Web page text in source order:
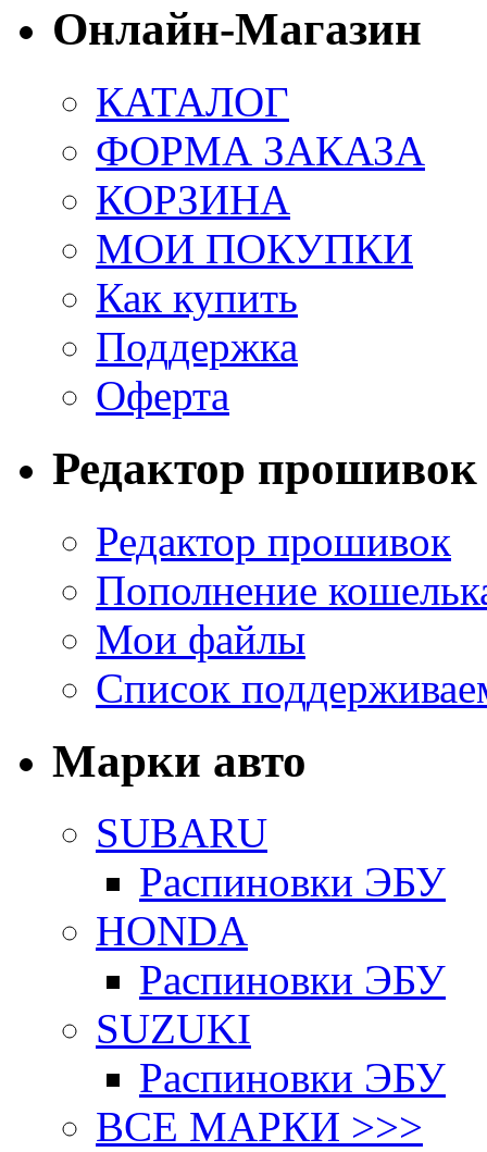
Онлайн-Магазин
КАТАЛОГ
ФОРМА ЗАКАЗА
КОРЗИНА
МОИ ПОКУПКИ
Как купить
Поддержка
Оферта
Редактор прошивок
Редактор прошивок
Пополнение
Мои файлы
Список
Марки авто
SUBARU
Распиновки ЭБУ
HONDA
Распиновки ЭБУ
SUZUKI
Распиновки ЭБУ
ВСЕ МАРКИ >>>